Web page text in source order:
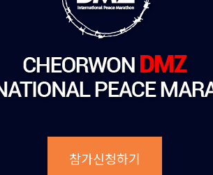
참가신청하기